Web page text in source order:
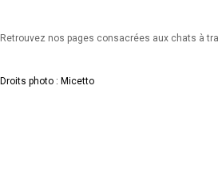
Retrouvez nos pages consacrées aux chats à
Droits photo : Micetto